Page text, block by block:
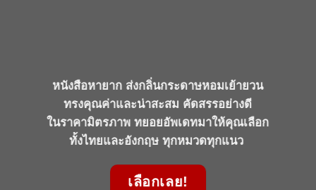
หนังสือหายาก ส่งกลิ่นกระดาษหอมเย้ายวน
ทรงคุณค่าและน่าสะสม คัดสรรอย่างดี
ในราคามิตรภาพ ทยอยอัพเดทมาให้คุณเลือก
ทั้งไทยและอังกฤษ ทุกหมวดทุกแนว
เลือกเลย!